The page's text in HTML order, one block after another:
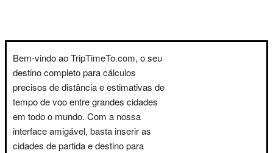
Bem-vindo ao TripTimeTo.com, o seu
destino completo para cálculos
precisos de distância e estimativas de
tempo de voo entre grandes cidades
em todo o mundo. Com a nossa
interface amigável, basta inserir as
cidades de partida e destino para